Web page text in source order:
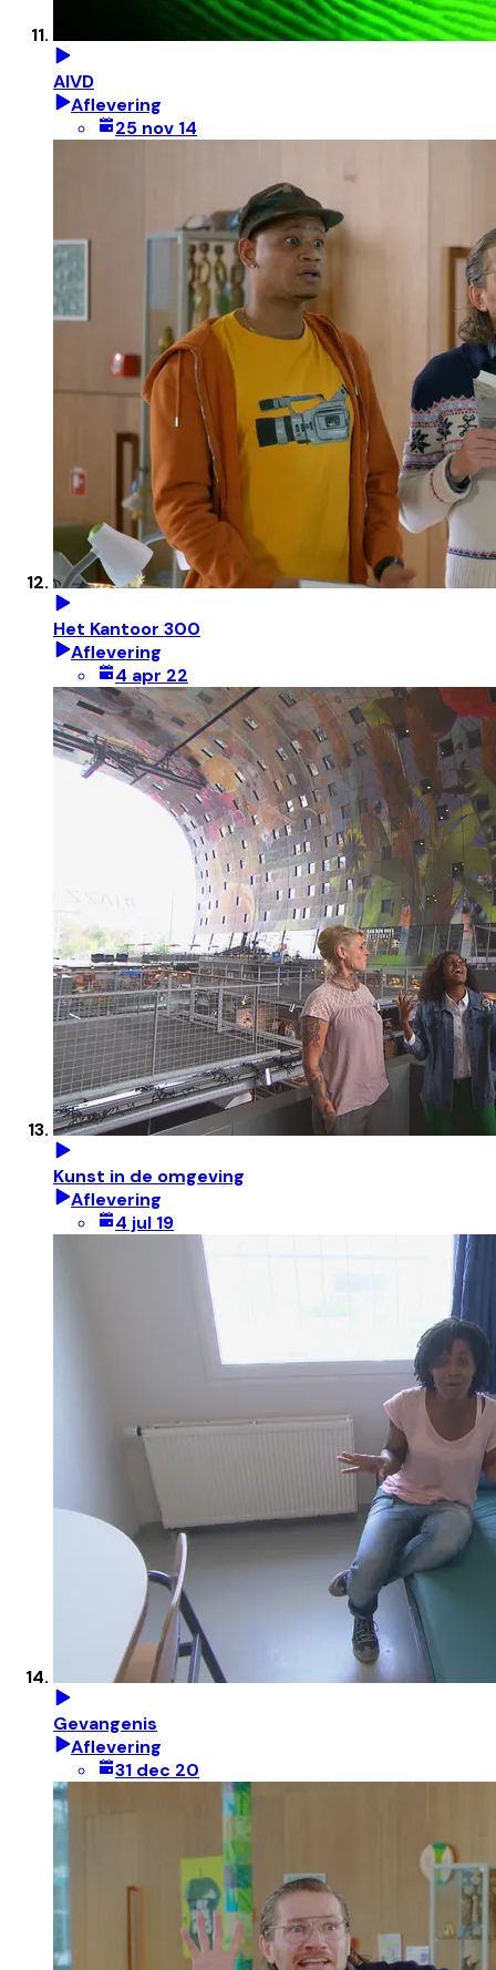
AIVD
Aflevering
25 nov 14
Het Kantoor 300
Aflevering
4 apr 22
Kunst in de omgeving
Aflevering
4 jul 19
Gevangenis
Aflevering
31 dec 20